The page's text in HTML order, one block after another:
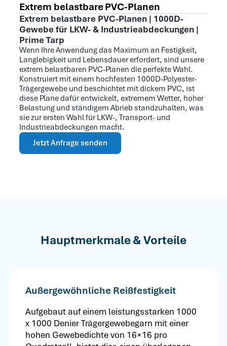
Extrem belastbare PVC-Planen
Extrem belastbare PVC-Planen | 1000D-
Gewebe für LKW- & Industrieabdeckungen |
Prime Tarp
Wenn Ihre Anwendung das Maximum an Festigkeit,
Langlebigkeit und Lebensdauer erfordert, sind unsere
extrem belastbaren PVC-Planen die perfekte Wahl.
Konstruiert mit einem hochfesten 1000D-Polyester-
Trägergewebe und beschichtet mit dickem PVC, ist
diese Plane dafür entwickelt, extremem Wetter, hoher
Belastung und ständigem Abrieb standzuhalten, was
sie zur ersten Wahl für LKW-, Transport- und
Industrieabdeckungen macht.
Jetzt Anfrage senden
Hauptmerkmale & Vorteile
Außergewöhnliche Reißfestigkeit
Aufgebaut auf einem leistungsstarken 1000
x 1000 Denier Trägergewebegarn mit einer
hohen Gewebedichte von 16×16 pro